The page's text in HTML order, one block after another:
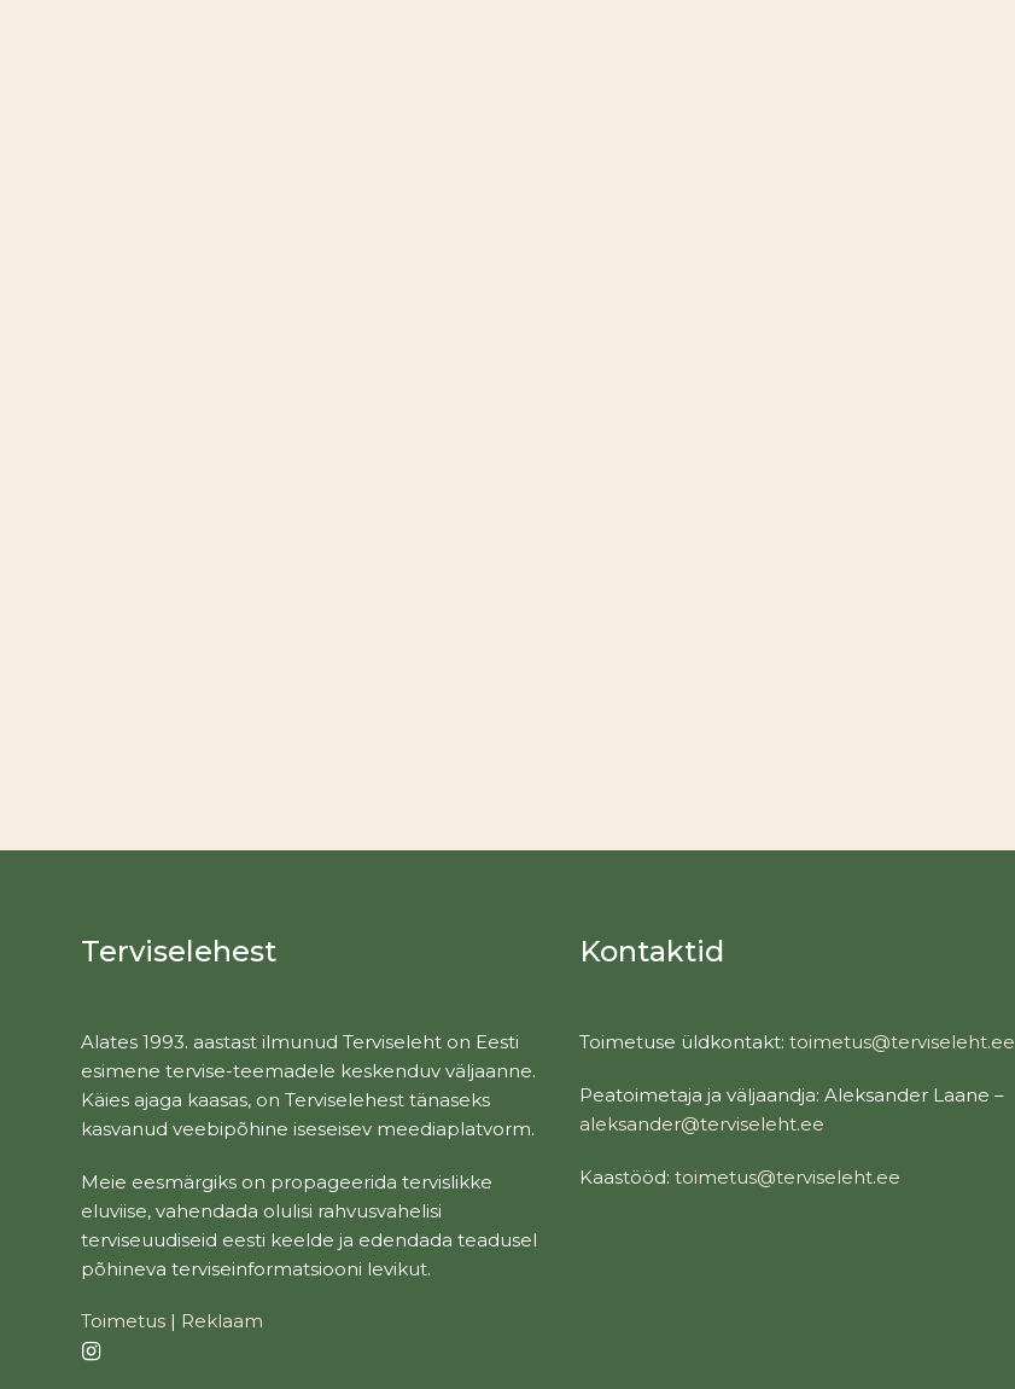
Terviselehest
Alates 1993. aastast ilmunud Terviseleht on Eesti
esimene tervise-teemadele keskenduv väljaanne.
Käies ajaga kaasas, on Terviselehest tänaseks
kasvanud veebipõhine iseseisev meediaplatvorm.
Meie eesmärgiks on propageerida tervislikke
eluviise, vahendada olulisi rahvusvahelisi
terviseuudiseid eesti keelde ja edendada teadusel
põhineva terviseinformatsiooni levikut.
Toimetus | Reklaam
Kontaktid
Toimetuse üldkontakt:toimetus@terviseleht.ee
Peatoimetaja ja väljaandja: Aleksander Laane –
aleksander@terviseleht.ee
Kaastööd:toimetus@terviseleht.ee